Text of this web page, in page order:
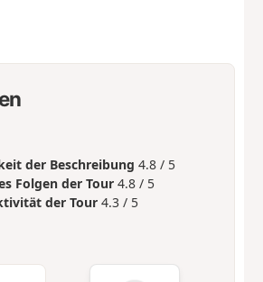
der Beschreibung 4.8 / 5
Folgen der Tour 4.8 / 5
der Tour 4.3 / 5